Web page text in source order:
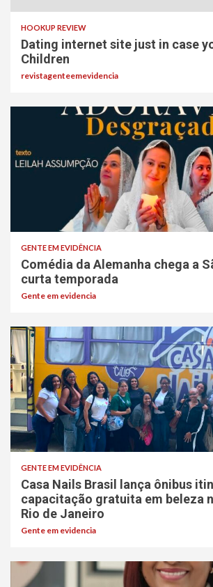
HOOKUP REVIEW
Dating internet site just in case
Children
revistagenteemevidencia
GENTE EM EVIDÊNCIA
Comédia da Alemanha chega a
curta temporada
Gente em evidencia
GENTE EM EVIDÊNCIA
Casa Nails Brasil lança ônibus
capacitação gratuita em beleza
Rio de Janeiro
Gente em evidencia